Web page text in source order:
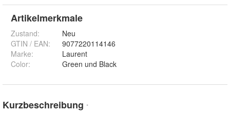
Artikelmerkmale
Zustand:
Neu
GTIN / EAN:
9077220114146
Marke:
Laurent
Color: Green und Black
Kurzbeschreibung *